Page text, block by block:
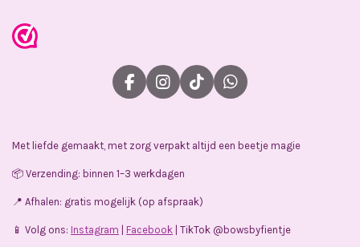
F
a
b
o
k
I
n
a
r
a
m
T
i
o
W
h
s
Met liefde gemaakt, met zorg verpakt altijd een beetje magie
📦 Verzending: binnen 1–3 werkdagen
📍 Afhalen: gratis mogelijk (op afspraak)
📱 Volg ons: Instagram Facebook | TikTok @bowsbyfientje